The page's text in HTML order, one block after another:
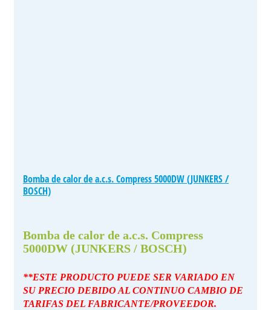
Bomba de calor de a.c.s. Compress 5000DW (JUNKERS /
BOSCH)
Bomba de calor de a.c.s. Compress
5000DW (JUNKERS / BOSCH)
**ESTE PRODUCTO PUEDE SER VARIADO EN
SU PRECIO DEBIDO AL CONTINUO CAMBIO DE
TARIFAS DEL FABRICANTE/PROVEEDOR.